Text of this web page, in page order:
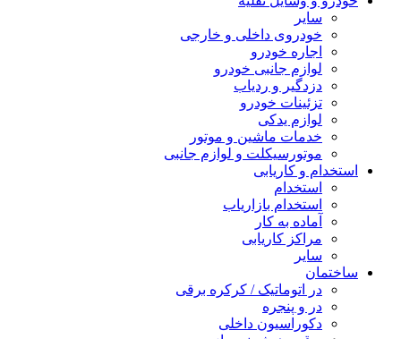
سایر
خودروی داخلی و خارجی
اجاره خودرو
لوازم جانبی خودرو
دزدگیر و ردیاب
تزئینات خودرو
لوازم یدکی
خدمات ماشین و موتور
موتورسیکلت و لوازم جانبی
استخدام و کاریابی
استخدام
استخدام بازاریاب
آماده به کار
مراکز کاریابی
سایر
ساختمان
در اتوماتیک / کرکره برقی
در و پنجره
دکوراسیون داخلی